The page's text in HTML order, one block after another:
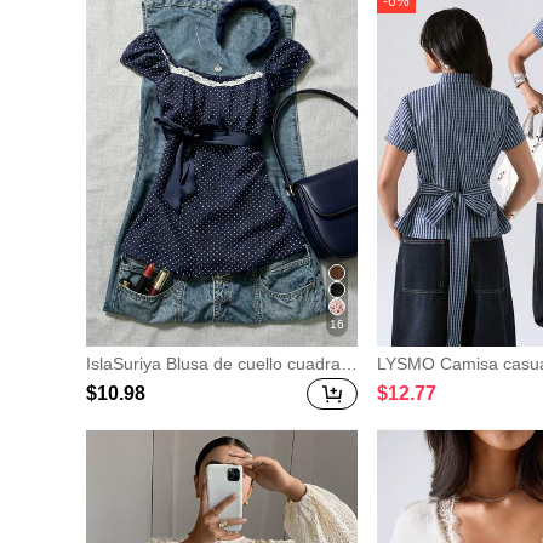
16
IslaSuriya Blusa de cuello cuadrad
o con mangas de pétalo, cintura co
n lazo, lunares azul marino
$10.98
LYSMO Camisa
a rayas con cintura
ujer
$12.77